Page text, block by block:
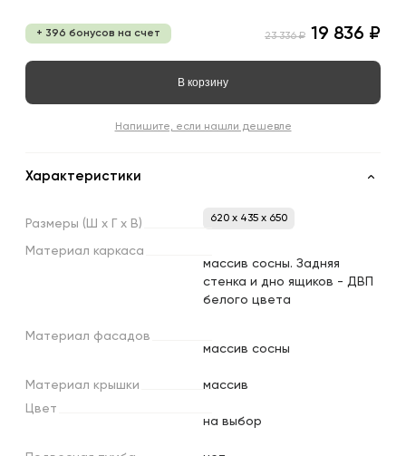
+ 396 бонусов на счет 23 336 ₽ 19 836 ₽
В корзину
Напишите, если нашли дешевле
Характеристики
Размеры (Ш х х В) 620 x 435 x 650
Материал каркаса
массив сосны. Задняя
стенка и дно ящиков - ДВП
белого цвета
Материал фасадов
массив сосны
Материал крышки
массив
Цвет
на выбор